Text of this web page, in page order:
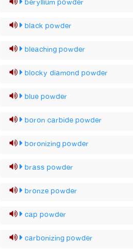
black powder
bleaching powder
blocky diamond powder
blue powder
boron carbide powder
boronizing powder
brass powder
bronze powder
cap powder
carbonizing powder